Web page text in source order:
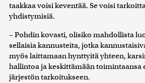
taakkaa voisi keventää. Se voisi
yhdistymisiä.
– Pohdin kovasti, olisiko mahdollista
sellaisia kannusteita, jotka
myös laittamaan hynttyitä yhteen,
hallintoa ja keskittämään toimintaansa
järjestön tarkoitukseen.